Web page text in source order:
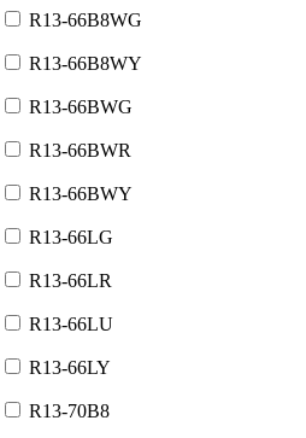
R13-66B8WG
R13-66B8WY
R13-66BWG
R13-66BWR
R13-66BWY
R13-66LG
R13-66LR
R13-66LU
R13-66LY
R13-70B8